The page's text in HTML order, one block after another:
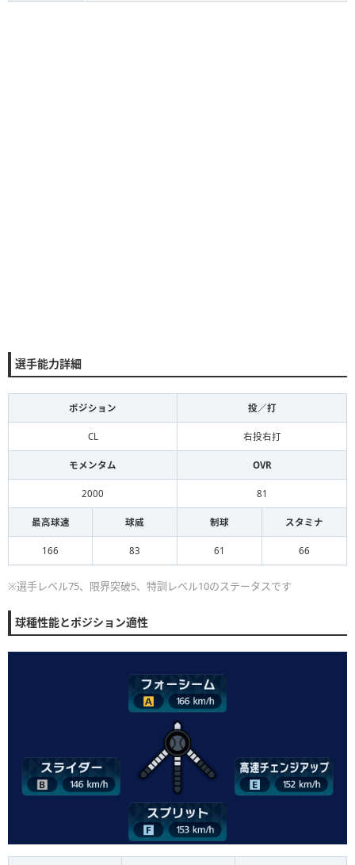
選手能力詳細
ポジション 投／打
CL 右投右打
モメンタム OVR
2000 81
最高球速 球威 制球 スタミナ
166 83 61 66
※選手レベル75、限界突破5、特訓レベル10のステータスです
球種性能とポジション適性